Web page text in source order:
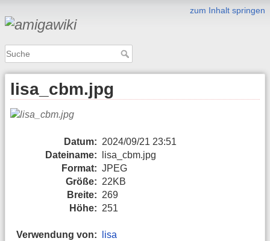
zum Inhalt springen
lisa_cbm.jpg
Datum: 2024/09/21 23:51
Dateiname:
lisa_cbm.jpg
Format: JPEG
Größe: 22KB
Breite: 269
Höhe: 251
Verwendung von:
lisa